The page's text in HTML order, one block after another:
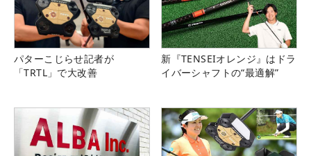
パターこじらせ記者が
「TRTL」で大改善
新『TENSEIオレンジ』はドラ
イバーシャフトの“最適解”